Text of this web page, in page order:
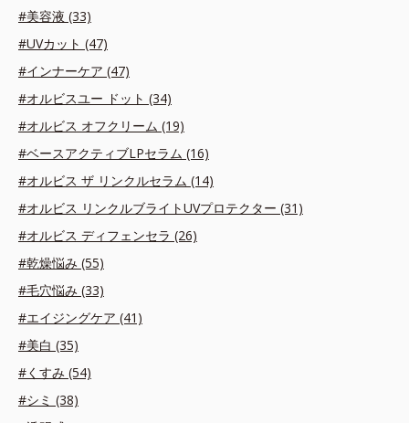
#美容液 (33)
#UVカット (47)
#インナーケア (47)
#オルビスユー ドット (34)
#オルビス オフクリーム (19)
#ベースアクティブLPセラム (16)
#オルビス ザ リンクルセラム (14)
#オルビス リンクルブライトUVプロテクター (31)
#オルビス ディフェンセラ (26)
#乾燥悩み (55)
#毛穴悩み (33)
#エイジングケア (41)
#美白 (35)
#くすみ (54)
#シミ (38)